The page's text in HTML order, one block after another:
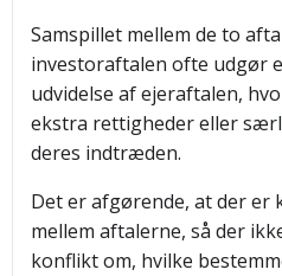
Samspillet mellem de to
investoraftalen ofte udgør
udvidelse af ejeraftalen,
ekstra rettigheder eller
deres indtræden.
Det er afgørende, at der er
mellem aftalerne, så der
konflikt om, hvilke